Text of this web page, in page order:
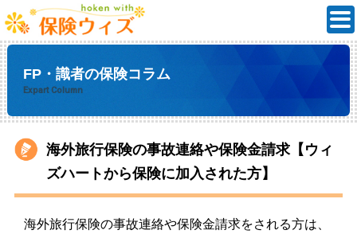
FP・識者の保険コラム
Expart Column
海外旅行保険の事故連絡や保険金請求【ウィ
ズハートから保険に加入された方】
海外旅行保険の事故連絡や保険金請求をされる方は、